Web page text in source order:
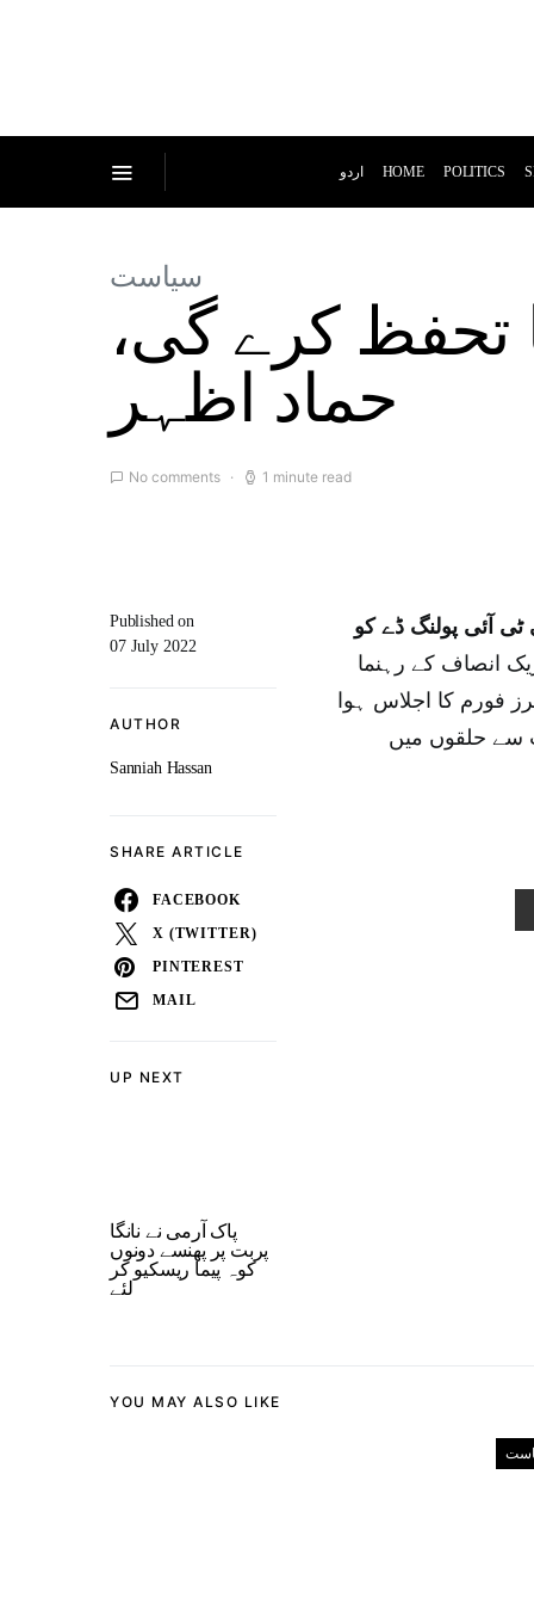
اردو HOME POLITICS
سیاست
تحفظ کرے گی،
حماد اظہر
No comments 1 minute read
UP NEXT
پاک آرمی نے نانگا
پربت پر پھنسے دونوں
کوہ پیما ریسکیو کر
لئے
Published on
07 July 2022
AUTHOR
Sanniah Hassan
SHARE ARTICLE
FACEBOOK
X (TWITTER)
PINTEREST
MAIL
آئی پولنگ ڈے کو
انصاف کے رہنما
فورم کا اجلاس ہوا
سے حلقوں میں
YOU MAY ALSO LIKE